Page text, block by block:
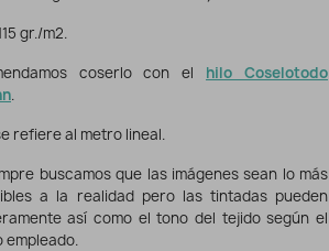
gr./m2.
coserlo con el hilo Coselotodo
.
refiere al metro lineal.
buscamos que las imágenes sean lo más
a la realidad pero las tintadas pueden
así como el tono del tejido según el
empleado.